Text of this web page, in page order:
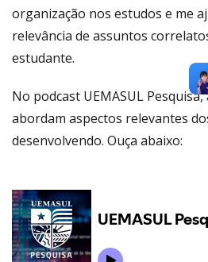
organização nos estudos e me
relevância de assuntos
estudante.
No podcast UEMASUL
abordam aspectos relevantes
desenvolvendo. Ouça abaixo: